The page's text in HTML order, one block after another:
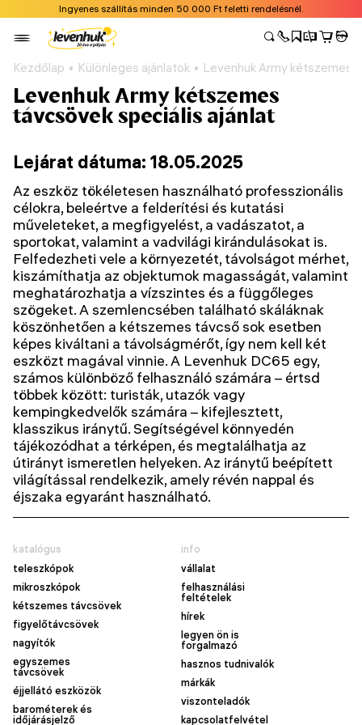
Ingyenes szállítás minden 50 000 Ft feletti rendelésnél.
Kezdőlap Különleges ajánlatok Levenhuk Army kétszemes
Levenhuk Army kétszemes
távcsövek speciális ajánlat
Lejárat dátuma: 18.05.2025
Az eszköz tökéletesen használható professzionális
célokra, beleértve a felderítési és kutatási
műveleteket, a megfigyelést, a vadászatot, a
sportokat, valamint a vadvilági kirándulásokat is.
Felfedezheti vele a környezetét, távolságot mérhet,
kiszámíthatja az objektumok magasságát, valamint
meghatározhatja a vízszintes és a függőleges
szögeket. A szemlencsében található skáláknak
köszönhetően a kétszemes távcső sok esetben
képes kiváltani a távolságmérőt, így nem kell két
eszközt magával vinnie. A Levenhuk DC65 egy,
számos különböző felhasználó számára – értsd
többek között: turisták, utazók vagy
kempingkedvelők számára – kifejlesztett,
klasszikus iránytű. Segítségével könnyedén
tájékozódhat a térképen, és megtalálhatja az
útirányt ismeretlen helyeken. Az iránytű beépített
világítással rendelkezik, amely révén nappal és
éjszaka egyaránt használható.
katalógus
teleszkópok
mikroszkópok
kétszemes távcsövek
figyelőtávcsövek
nagyítók
egyszemes
távcsövek
éjjellátó eszközök
barométerek és
időjárásjelző
info
vállalat
felhasználási
feltételek
hírek
legyen ön is
forgalmazó
hasznos tudnivalók
márkák
viszonteladók
kapcsolatfelvétel